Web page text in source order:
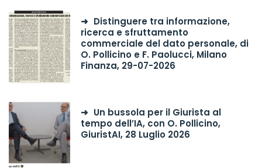
Distinguere tra informazione,
ricerca e sfruttamento
commerciale del dato personale, di
O. Pollicino e F. Paolucci, Milano
Finanza, 29-07-2026
Un bussola per il Giurista al
tempo dell’IA, con O. Pollicino,
GiuristAI, 28 Luglio 2026